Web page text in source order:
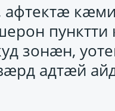
зонӕн,
адтӕй